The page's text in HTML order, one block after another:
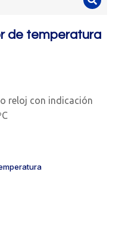
de temperatura
reloj con indicación